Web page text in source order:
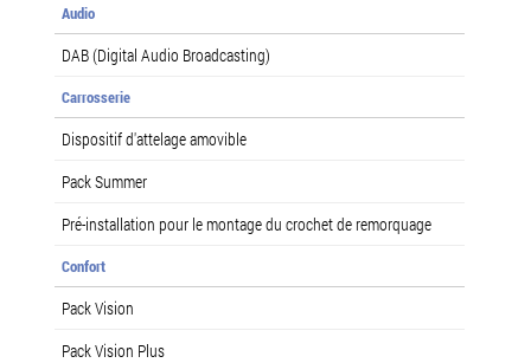
Audio
DAB (Digital Audio Broadcasting)
Carrosserie
Dispositif d'attelage amovible
Pack Summer
Pré-installation pour le montage du crochet de remorquage
Confort
Pack Vision
Pack Vision Plus